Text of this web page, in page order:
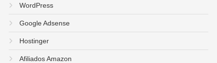
WordPress
Google Adsense
Hostinger
Afiliados Amazon